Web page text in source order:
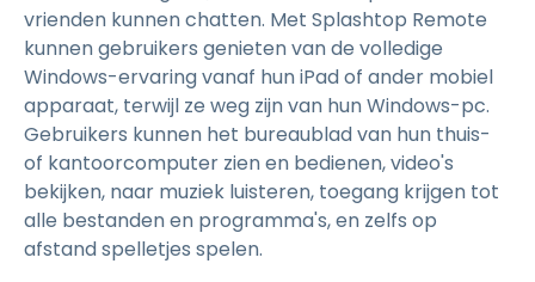
vrienden kunnen chatten. Met Splashtop Remote
kunnen gebruikers genieten van de volledige
Windows-ervaring vanaf hun iPad of ander mobiel
apparaat, terwijl ze weg zijn van hun Windows-pc.
Gebruikers kunnen het bureaublad van hun thuis-
of kantoorcomputer zien en bedienen, video's
bekijken, naar muziek luisteren, toegang krijgen tot
alle bestanden en programma's, en zelfs op
afstand spelletjes spelen.